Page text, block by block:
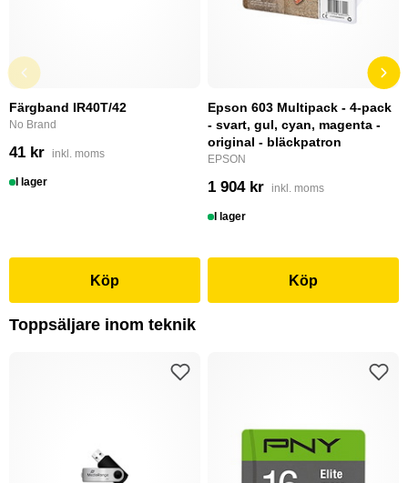
Färgband IR40T/42
No Brand
41 kr inkl. moms
I lager
Köp
Epson 603 Multipack - 4-pack
- svart, gul, cyan, magenta -
original - bläckpatron
EPSON
1 904 kr inkl. moms
I lager
Köp
Toppsäljare inom teknik